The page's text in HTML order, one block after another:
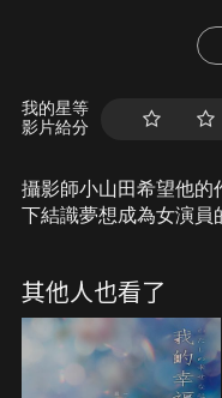
我的星等
影片給分
攝影師小山田希望他的
下結識夢想成為女演員
交往後，小山田卻一步
的謊言。而小山田替由
人的命運。
其他人也看了